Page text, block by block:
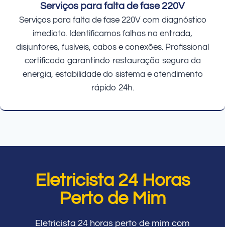
Serviços para falta de fase 220V
Serviços para falta de fase 220V com diagnóstico
imediato. Identificamos falhas na entrada,
disjuntores, fusíveis, cabos e conexões. Profissional
certificado garantindo restauração segura da
energia, estabilidade do sistema e atendimento
rápido 24h.
Eletricista 24 Horas
Perto de Mim
Eletricista 24 horas perto de mim com